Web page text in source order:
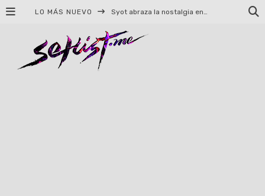
LO MÁS NUEVO Syot abraza la nostalgia en «Blame», el primer adelanto de su EP debut